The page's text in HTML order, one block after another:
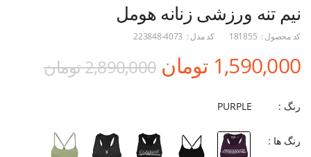
نیم تنه ورزشی زنانه هومل
کد محصول : 181855 کد مدل : 223848-4073
1,590,000 تومان 2,890,000 تومان
رنگ : PURPLE
رنگ ها :